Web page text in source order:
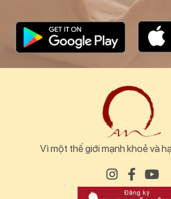
Vì một thế giới mạnh khoẻ và